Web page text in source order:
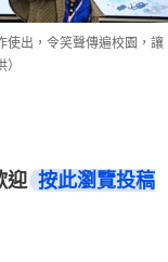
使出，令笑聲傳遍校園，讓
迎 按此瀏覽投稿